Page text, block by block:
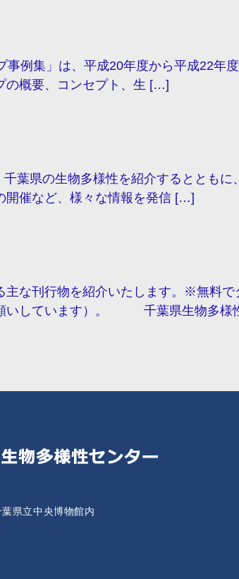
例集」は、平成20年度から平成22年
の概要、コンセプト、生 […]
葉県の生物多様性を紹介するととも
開催など、様々な情報を発信 […]
主な刊行物を紹介いたします。※無料
いしています）。 千葉県生物多様
葉県立中央博物館内